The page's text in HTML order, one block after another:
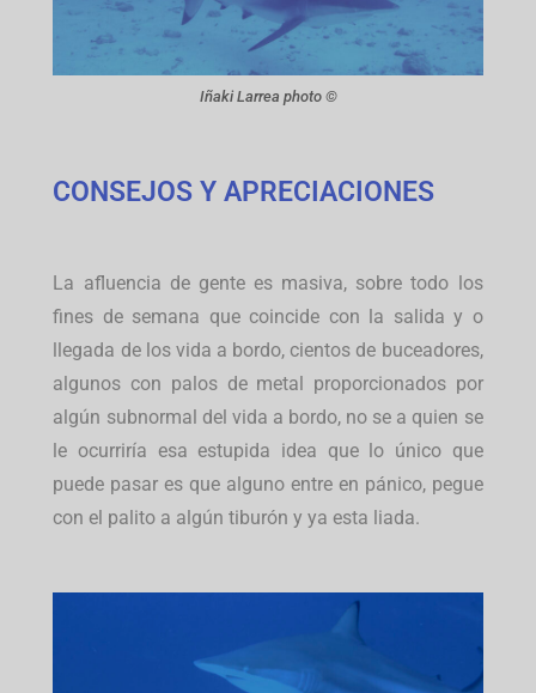
Iñaki Larrea photo ©
CONSEJOS Y APRECIACIONES
La afluencia de gente es masiva, sobre todo los
fines de semana que coincide con la salida y o
llegada de los vida a bordo, cientos de buceadores,
algunos con palos de metal proporcionados por
algún subnormal del vida a bordo, no se a quien se
le ocurriría esa estupida idea que lo único que
puede pasar es que alguno entre en pánico, pegue
con el palito a algún tiburón y ya esta liada.